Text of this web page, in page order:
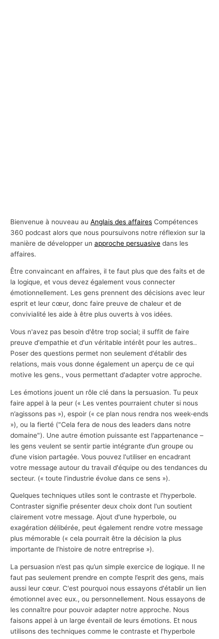
Bienvenue à nouveau auAnglais des affaires Compétences
360 podcast alors que nous poursuivons notre réflexion sur la
manière de développer unapproche persuasive dans les
affaires.
Être convaincant en affaires, il te faut plus que des faits et de
la logique, et vous devez également vous connecter
émotionnellement. Les gens prennent des décisions avec leur
esprit et leur cœur, donc faire preuve de chaleur et de
convivialité les aide à être plus ouverts à vos idées.
Vous n'avez pas besoin d'être trop social; il suffit de faire
preuve d'empathie et d'un véritable intérêt pour les autres..
Poser des questions permet non seulement d'établir des
relations, mais vous donne également un aperçu de ce qui
motive les gens., vous permettant d'adapter votre approche.
Les émotions jouent un rôle clé dans la persuasion. Tu peux
faire appel à la peur (« Les ventes pourraient chuter si nous
n’agissons pas »), espoir (« ce plan nous rendra nos week-ends
»), ou la fierté ("Cela fera de nous des leaders dans notre
domaine"). Une autre émotion puissante est l'appartenance –
les gens veulent se sentir partie intégrante d’un groupe ou
d’une vision partagée. Vous pouvez l'utiliser en encadrant
votre message autour du travail d'équipe ou des tendances du
secteur. (« toute l’industrie évolue dans ce sens »).
Quelques techniques utiles sont le contraste et l'hyperbole.
Contraster signifie présenter deux choix dont l'un soutient
clairement votre message. Ajout d'une hyperbole, ou
exagération délibérée, peut également rendre votre message
plus mémorable (« cela pourrait être la décision la plus
importante de l’histoire de notre entreprise »).
La persuasion n’est pas qu’un simple exercice de logique. Il ne
faut pas seulement prendre en compte l’esprit des gens, mais
aussi leur cœur. C'est pourquoi nous essayons d'établir un lien
émotionnel avec eux., ou personnellement. Nous essayons de
les connaître pour pouvoir adapter notre approche. Nous
faisons appel à un large éventail de leurs émotions. Et nous
utilisons des techniques comme le contraste et l'hyperbole